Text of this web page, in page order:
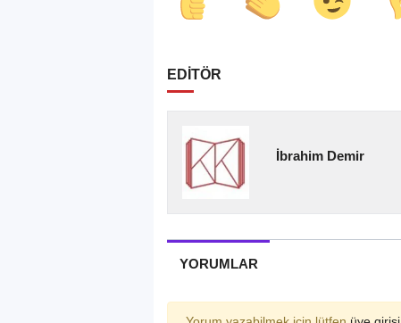
EDİTÖR
İbrahim Demir
YORUMLAR